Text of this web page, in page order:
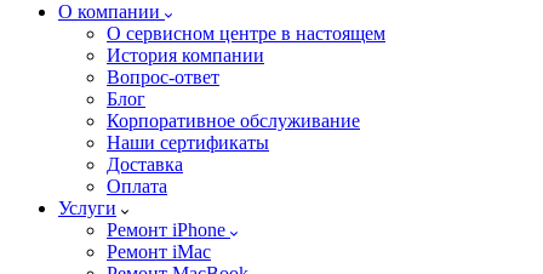
О компании
О сервисном центре в настоящем
История компании
Вопрос-ответ
Блог
Корпоративное обслуживание
Наши сертификаты
Доставка
Оплата
Услуги
Ремонт iPhone
Ремонт iMac